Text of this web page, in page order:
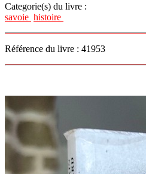
Categorie(s) du livre :
savoie histoire
Référence du livre : 41953